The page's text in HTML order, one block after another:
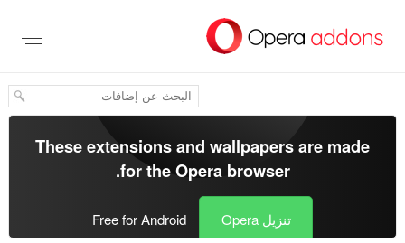
المحتوى
These extensions and wallpapers are made
for theOpera browser
.
تنزيل Opera Free for Android